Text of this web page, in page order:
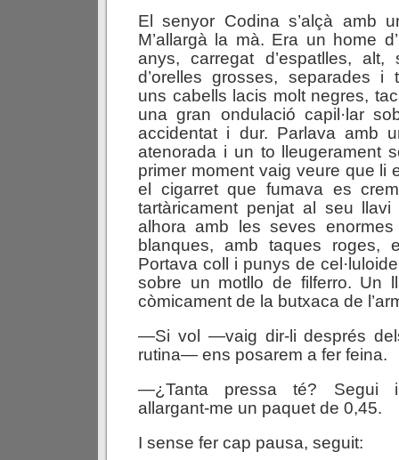
El senyor Codina s’alçà amb
M’allargà la mà. Era un home
anys, carregat d’espatlles, alt,
d’orelles grosses, separades i
uns cabells lacis molt negres,
una gran ondulació capil·lar
accidentat i dur. Parlava amb
atenorada i un to lleugerament
primer moment vaig veure que li
el cigarret que fumava es
tartàricament penjat al seu llavi
alhora amb les seves enormes
blanques, amb taques roges,
Portava coll i punys de
sobre un motllo de filferro. Un
còmicament de la butxaca de
—Si vol —vaig dir-li després
rutina— ens posarem a fer feina.
—¿Tanta pressa té?
allargant-me un paquet de 0,45.
I sense fer cap pausa, seguit: